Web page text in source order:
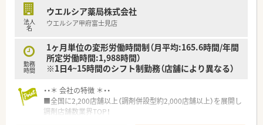
■総合病院の門前を中心に店舗展開し、地域に根ざした薬局づく
りを推進しています。
み取る社風です。
法人
名
ウエルシア薬局株式会社
ウエルシア甲府富士見店
勤務
時間
1ヶ月単位の変形労働時間制（月平均:165.6時間/年間
所定労働時間:1,988時間）
※1日4~15時間のシフト制勤務（店舗により異なる）
・・＊ 会社の特徴 ＊・・
■全国に2,200店舗以上（調剤併設型約2,000店舗以上）を展開し
調剤店舗数業界TOP！